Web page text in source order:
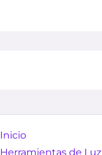
Inicio
Herramientas de Luz